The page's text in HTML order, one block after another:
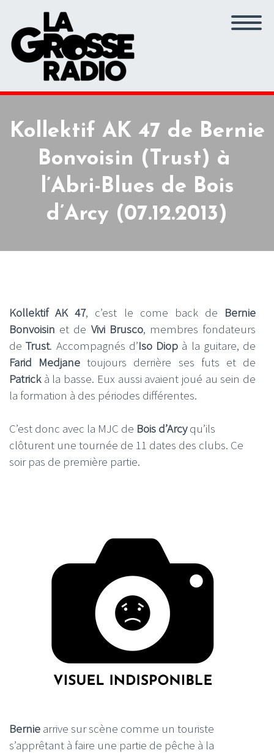
Kollektif AK 47 de Bernie
Bonvoisin (Trust) à
l’Abri-Blues de Bois
d’Arcy (07.12.2013)
Kollektif AK 47, c’est le come back de Bernie
Bonvoisin et de Vivi Brusco, membres fondateurs
deTrust. Accompagnés d’Iso Diop à la guitare, de
Farid Medjane toujours derrière ses futs et de
Patrickà la basse. Eux aussi avaient joué au sein de
la formation à des périodes différentes.
C’est donc avec la MJC de Bois d’Arcyqu’ils
clôturent une tournée de 11 dates des clubs. Ce
soir pas de première partie.
Bernie arrive sur scène comme un touriste
s’apprêtant à faire une partie de pêche à la